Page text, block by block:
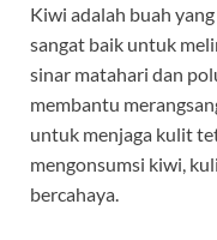
Kiwi adalah buah
sangat baik untuk
sinar matahari dan
membantu
untuk menjaga kulit
mengonsumsi kiwi,
bercahaya.